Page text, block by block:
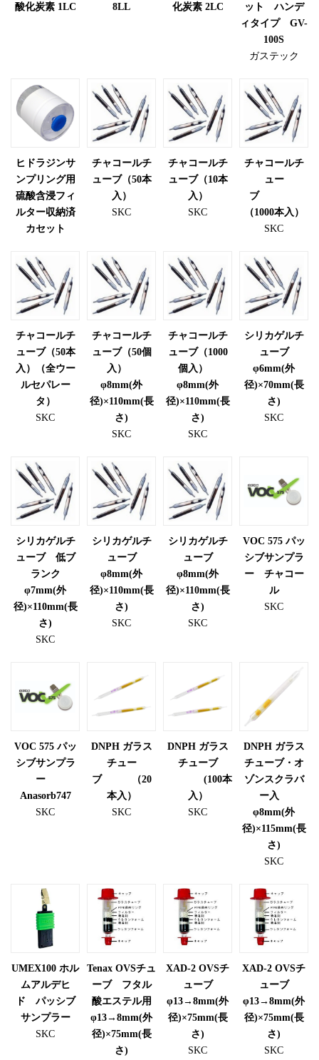
酸化炭素 1LC 8LL 化炭素 2LC
ット ハンデ
ィタイプ GV-
100S
ガステック
ヒドラジンサ
ンプリング用
硫酸含浸フィ
ルター収納済
カセット
チャコールチ
ューブ（50本
入）
SKC
チャコールチ
ューブ（10本
入）
SKC
チャコールチ
ュー
ブ
（1000本入）
SKC
チャコールチ
ューブ（50本
入）（全ウー
ルセパレー
タ）
SKC
チャコールチ
ューブ（50個
入）
φ8mm(外
径)×110mm(長
さ)
SKC
チャコールチ
ューブ（1000
個入）
φ8mm(外
径)×110mm(長
さ)
SKC
シリカゲルチ
ューブ
φ6mm(外
径)×70mm(長
さ)
SKC
シリカゲルチ
ューブ 低ブ
ランク
φ7mm(外
径)×110mm(長
さ)
SKC
シリカゲルチ
ューブ
φ8mm(外
径)×110mm(長
さ)
SKC
シリカゲルチ
ューブ
φ8mm(外
径)×110mm(長
さ)
SKC
VOC 575 パッ
シブサンプラ
ー チャコー
ル
SKC
VOC 575 パッ
シブサンプラ
ー
Anasorb747
SKC
DNPH ガラス
チュー
ブ （20
本入）
SKC
DNPH ガラス
チューブ
(100本
入）
SKC
DNPH ガラス
チューブ・オ
ゾンスクラバ
ー入
φ8mm(外
径)×115mm(長
さ)
SKC
UMEX100 ホル
ムアルデヒ
ド パッシブ
サンプラー
SKC
Tenax OVSチュ
ーブ フタル
酸エステル用
φ13→8mm(外
径)×75mm(長
さ)
XAD-2 OVSチ
ューブ
φ13→8mm(外
径)×75mm(長
さ)
SKC
XAD-2 OVSチ
ューブ
φ13→8mm(外
径)×75mm(長
さ)
SKC